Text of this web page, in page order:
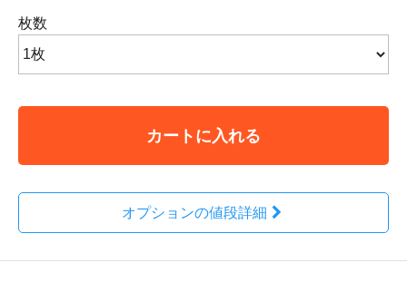
枚数
カートに入れる
オプションの値段詳細